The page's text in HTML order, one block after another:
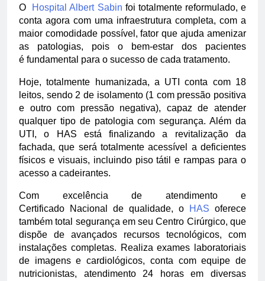
O Hospital Albert Sabin foi totalmente reformulado, e
conta agora com uma infraestrutura completa, com a
maior comodidade possível, fator que ajuda amenizar
as patologias, pois o bem-estar dos pacientes
é fundamental para o sucesso de cada tratamento.
Hoje, totalmente humanizada, a UTI conta com 18
leitos, sendo 2 de isolamento (1 com pressão positiva
e outro com pressão negativa), capaz de atender
qualquer tipo de patologia com segurança. Além da
UTI, o HAS está finalizando a revitalização da
fachada, que será totalmente acessível a deficientes
físicos e visuais, incluindo piso tátil e rampas para o
acesso a cadeirantes.
Com excelência de atendimento e
Certificado Nacional de qualidade, o
HAS oferece
também total segurança em seu Centro Cirúrgico, que
dispõe de avançados recursos tecnológicos, com
instalações completas. Realiza exames laboratoriais
de imagens e cardiológicos, conta com equipe de
nutricionistas, atendimento 24 horas em diversas